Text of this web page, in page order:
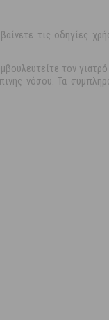
τις οδηγίες
τον
νόσου. Τα